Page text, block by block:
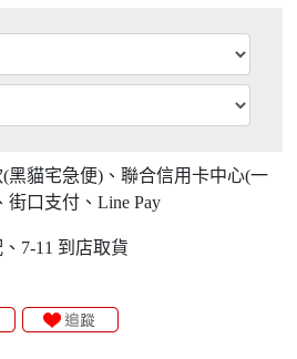
黑貓宅急便)、聯合信用卡中心(一
街口支付、Line Pay
7-11 到店取貨